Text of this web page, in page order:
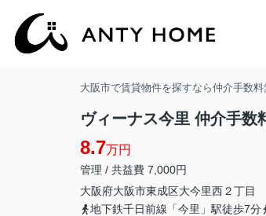
大阪市で賃貸物件を探すなら仲介手数
ヴィーナス今里 仲介手数
8.7万円
管理 / 共益費 7,000円
大阪府大阪市東成区大今里西２丁目
地下鉄千日前線「今里」駅徒歩7分